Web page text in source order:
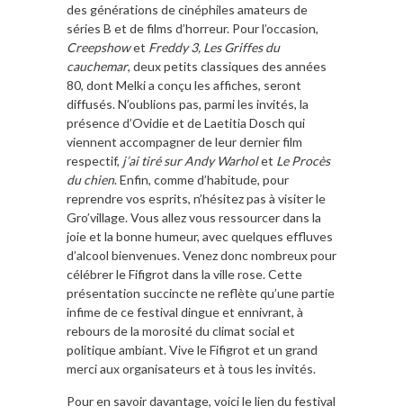
des générations de cinéphiles amateurs de
séries B et de films d’horreur. Pour l’occasion,
Creepshowet Freddy 3, Les Griffes du
cauchemar, deux petits classiques des années
80, dont Melki a conçu les affiches, seront
diffusés. N’oublions pas, parmi les invités, la
présence d’Ovidie et de Laetitia Dosch qui
viennent accompagner de leur dernier film
respectif, j’ai tiré sur Andy Warholet Le Procès
du chien. Enfin, comme d’habitude, pour
reprendre vos esprits, n’hésitez pas à visiter le
Gro’village. Vous allez vous ressourcer dans la
joie et la bonne humeur, avec quelques effluves
d’alcool bienvenues. Venez donc nombreux pour
célébrer le Fifigrot dans la ville rose. Cette
présentation succincte ne reflète qu’une partie
infime de ce festival dingue et ennivrant, à
rebours de la morosité du climat social et
politique ambiant. Vive le Fifigrot et un grand
merci aux organisateurs et à tous les invités.
Pour en savoir davantage, voici le lien du festival